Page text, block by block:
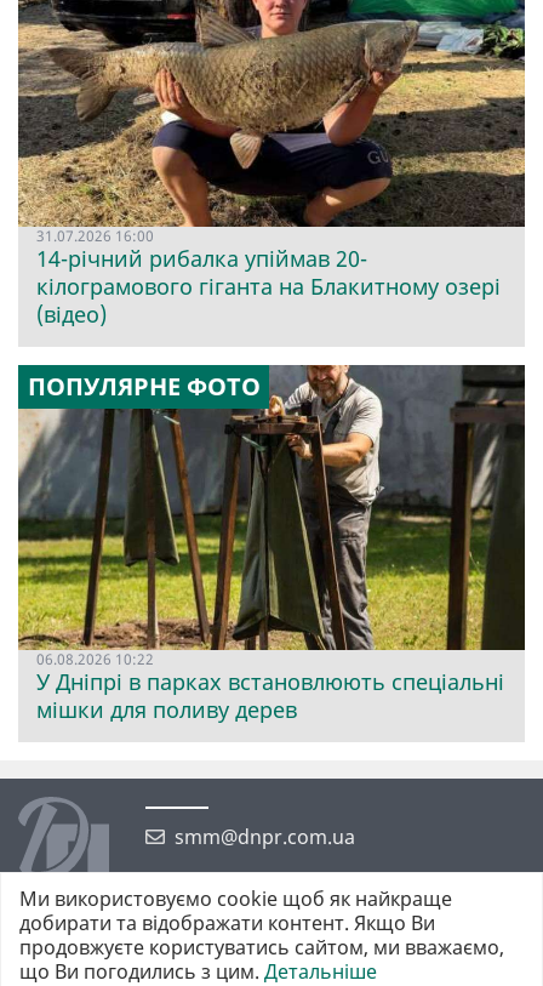
31.07.2026 16:00
14-річний рибалка упіймав 20-
кілограмового гіганта на Блакитному озері
(відео)
ПОПУЛЯРНЕ ФОТО
06.08.2026 10:22
У Дніпрі в парках встановлюють спеціальні
мішки для поливу дерев
smm@dnpr.com.ua
Ми використовуємо cookie щоб як найкраще
добирати та відображати контент. Якщо Ви
продовжуєте користуватись сайтом, ми вважаємо,
що Ви погодились з цим. Детальніше